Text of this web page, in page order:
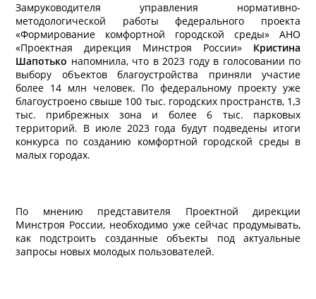
Замруководителя управления нормативно-
методологической работы федерального проекта
«Формирование комфортной городской среды» АНО
«Проектная дирекция Минстроя России» Кристина
Шапотько напомнила, что в 2023 году в голосовании по
выбору объектов благоустройства приняли участие
более 14 млн человек. По федеральному проекту уже
благоустроено свыше 100 тыс. городских пространств, 1,3
тыс. прибрежных зона и более 6 тыс. парковых
территорий. В июле 2023 года будут подведены итоги
конкурса по созданию комфортной городской среды в
малых городах.
По мнению представителя Проектной дирекции
Минстроя России, необходимо уже сейчас продумывать,
как подстроить созданные объекты под актуальные
запросы новых молодых пользователей.